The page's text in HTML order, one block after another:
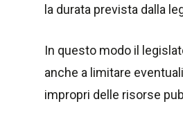
la durata prevista dalla
In questo modo il
anche a limitare
impropri delle risorse